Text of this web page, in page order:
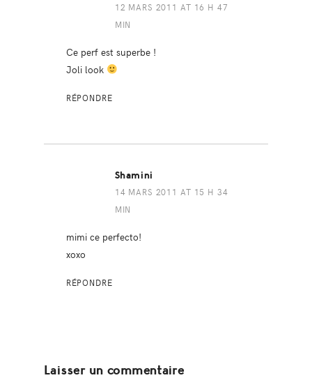
12 MARS 2011 AT 16 H 47
MIN
Ce perf est superbe !
Joli look
RÉPONDRE
Shamini
14 MARS 2011 AT 15 H 34
MIN
mimi ce perfecto!
xoxo
RÉPONDRE
Laisser un commentaire